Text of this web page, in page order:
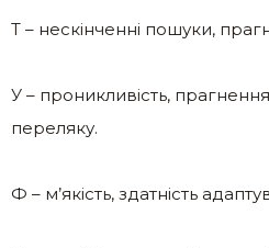
Т – нескінченні пошуки,
У – проникливість,
переляку.
Ф – м’якість, здатність